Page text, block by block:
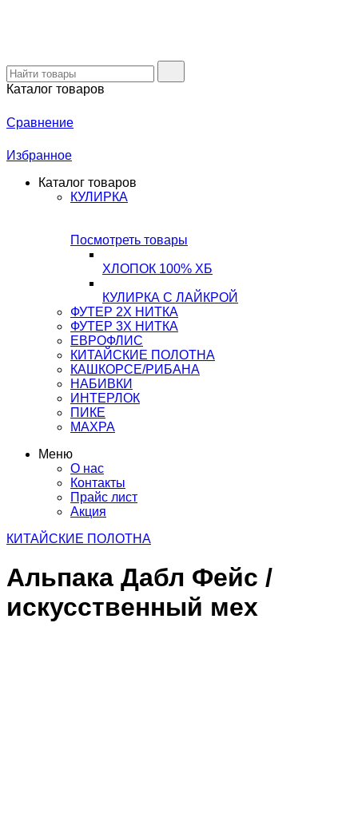
Каталог товаров
Сравнение
Избранное
Каталог товаров
КУЛИРКА
Посмотреть товары
ХЛОПОК 100% ХБ
КУЛИРКА С ЛАЙКРОЙ
ФУТЕР 2Х НИТКА
ФУТЕР 3Х НИТКА
ЕВРОФЛИС
КИТАЙСКИЕ ПОЛОТНА
КАШКОРСЕ/РИБАНА
НАБИВКИ
ИНТЕРЛОК
ПИКЕ
МАХРА
Меню
О нас
Контакты
Прайс лист
Акция
КИТАЙСКИЕ ПОЛОТНА
Альпака Дабл Фейс /
искусственный мех